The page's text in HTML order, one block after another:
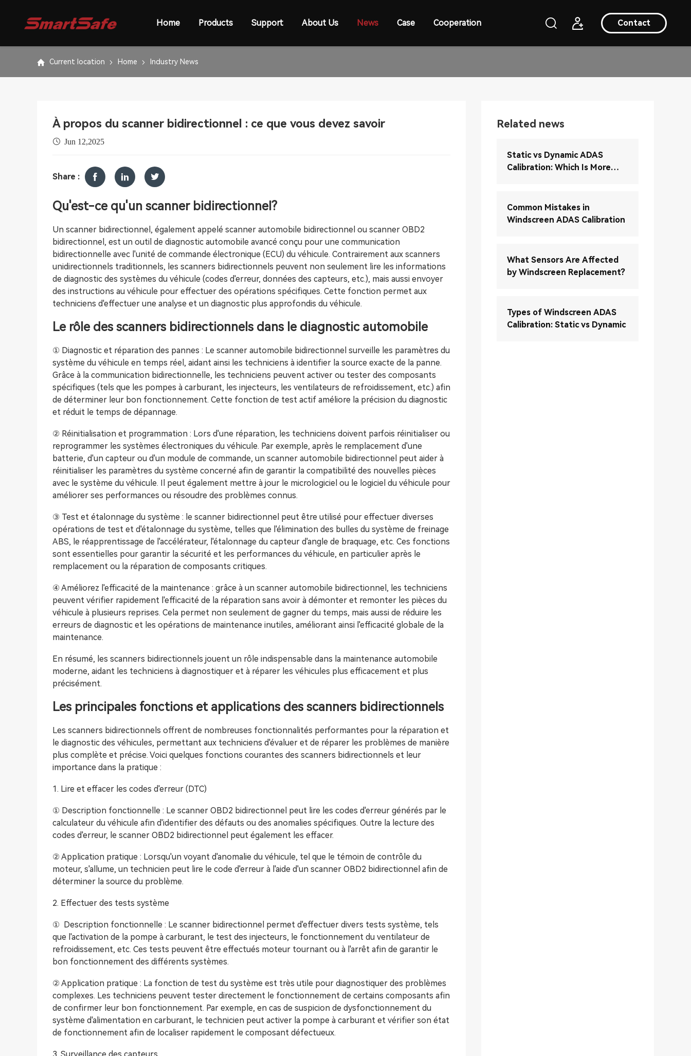
Contact
Home Products Support About Us News Case Cooperation
Current location Home Industry News
À propos du scanner bidirectionnel : ce que vous devez savoir
Jun 12,2025
Share :
Qu'est-ce qu'un scanner bidirectionnel?
Un scanner bidirectionnel, également appelé scanner automobile bidirectionnel ou scanner OBD2
bidirectionnel, est un outil de diagnostic automobile avancé conçu pour une communication
bidirectionnelle avec l'unité de commande électronique (ECU) du véhicule. Contrairement aux scanners
unidirectionnels traditionnels, les scanners bidirectionnels peuvent non seulement lire les informations
de diagnostic des systèmes du véhicule (codes d'erreur, données des capteurs, etc.), mais aussi envoyer
des instructions au véhicule pour effectuer des opérations spécifiques. Cette fonction permet aux
techniciens d'effectuer une analyse et un diagnostic plus approfondis du véhicule.
Le rôle des scanners bidirectionnels dans le diagnostic automobile
① Diagnostic et réparation des pannes : Le scanner automobile bidirectionnel surveille les paramètres du
système du véhicule en temps réel, aidant ainsi les techniciens à identifier la source exacte de la panne.
Grâce à la communication bidirectionnelle, les techniciens peuvent activer ou tester des composants
spécifiques (tels que les pompes à carburant, les injecteurs, les ventilateurs de refroidissement, etc.) afin
de déterminer leur bon fonctionnement. Cette fonction de test actif améliore la précision du diagnostic
et réduit le temps de dépannage.
② Réinitialisation et programmation : Lors d'une réparation, les techniciens doivent parfois réinitialiser ou
reprogrammer les systèmes électroniques du véhicule. Par exemple, après le remplacement d'une
batterie, d'un capteur ou d'un module de commande, un scanner automobile bidirectionnel peut aider à
réinitialiser les paramètres du système concerné afin de garantir la compatibilité des nouvelles pièces
avec le système du véhicule. Il peut également mettre à jour le micrologiciel ou le logiciel du véhicule pour
améliorer ses performances ou résoudre des problèmes connus.
③ Test et étalonnage du système : le scanner bidirectionnel peut être utilisé pour effectuer diverses
opérations de test et d'étalonnage du système, telles que l'élimination des bulles du système de freinage
ABS, le réapprentissage de l'accélérateur, l'étalonnage du capteur d'angle de braquage, etc. Ces fonctions
sont essentielles pour garantir la sécurité et les performances du véhicule, en particulier après le
remplacement ou la réparation de composants critiques.
④ Améliorez l'efficacité de la maintenance : grâce à un scanner automobile bidirectionnel, les techniciens
peuvent vérifier rapidement l'efficacité de la réparation sans avoir à démonter et remonter les pièces du
véhicule à plusieurs reprises. Cela permet non seulement de gagner du temps, mais aussi de réduire les
erreurs de diagnostic et les opérations de maintenance inutiles, améliorant ainsi l'efficacité globale de la
maintenance.
En résumé, les scanners bidirectionnels jouent un rôle indispensable dans la maintenance automobile
moderne, aidant les techniciens à diagnostiquer et à réparer les véhicules plus efficacement et plus
précisément.
Les principales fonctions et applications des scanners bidirectionnels
Les scanners bidirectionnels offrent de nombreuses fonctionnalités performantes pour la réparation et
le diagnostic des véhicules, permettant aux techniciens d'évaluer et de réparer les problèmes de manière
plus complète et précise. Voici quelques fonctions courantes des scanners bidirectionnels et leur
importance dans la pratique :
1. Lire et effacer les codes d'erreur (DTC)
① Description fonctionnelle : Le scanner OBD2 bidirectionnel peut lire les codes d'erreur générés par le
calculateur du véhicule afin d'identifier des défauts ou des anomalies spécifiques. Outre la lecture des
codes d'erreur, le scanner OBD2 bidirectionnel peut également les effacer.
② Application pratique : Lorsqu'un voyant d'anomalie du véhicule, tel que le témoin de contrôle du
moteur, s'allume, un technicien peut lire le code d'erreur à l'aide d'un scanner OBD2 bidirectionnel afin de
déterminer la source du problème.
2. Effectuer des tests système
① Description fonctionnelle : Le scanner bidirectionnel permet d'effectuer divers tests système, tels
que l'activation de la pompe à carburant, le test des injecteurs, le fonctionnement du ventilateur de
refroidissement, etc. Ces tests peuvent être effectués moteur tournant ou à l'arrêt afin de garantir le
bon fonctionnement des différents systèmes.
② Application pratique : La fonction de test du système est très utile pour diagnostiquer des problèmes
complexes. Les techniciens peuvent tester directement le fonctionnement de certains composants afin
de confirmer leur bon fonctionnement. Par exemple, en cas de suspicion de dysfonctionnement du
système d'alimentation en carburant, le technicien peut activer la pompe à carburant et vérifier son état
de fonctionnement afin de localiser rapidement le composant défectueux.
Related news
Static vs Dynamic ADAS
Calibration: Which Is More
Common Mistakes in
Windscreen ADAS Calibration
What Sensors Are Affected
by Windscreen Replacement?
Types of Windscreen ADAS
Calibration: Static vs Dynamic